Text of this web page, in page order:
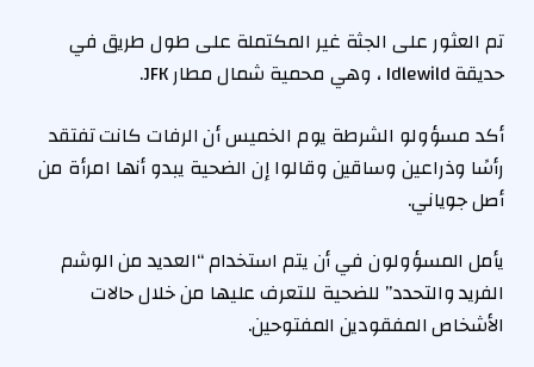
تم العثور على الجثة غير المكتملة على طول طريق في
حديقة Idlewild ، وهي محمية شمال مطار JFK.
أكد مسؤولو الشرطة يوم الخميس أن الرفات كانت تفتقد
رأسًا وذراعين وساقين وقالوا إن الضحية يبدو أنها امرأة من
أصل جوياني.
يأمل المسؤولون في أن يتم استخدام “العديد من الوشم
الفريد والتحدد” للضحية للتعرف عليها من خلال حالات
الأشخاص المفقودين المفتوحين.